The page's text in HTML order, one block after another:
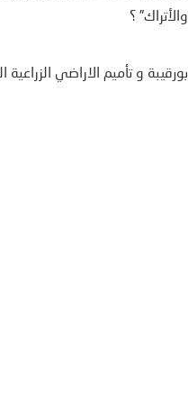
والأتراك” ؟
بورقيبة و تأميم الاراضي الزراعية